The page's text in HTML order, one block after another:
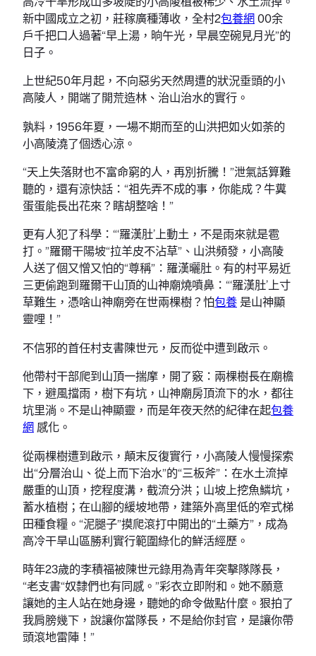
新中國成立之初，莊稼廣種薄收，全村2包養網00余
戶千把口人過著“早上湯，晌午光，早晨空碗見月光”的
日子。
上世紀50年月起，不向惡劣天然周遭的狀況垂頭的小
高陵人，開端了開荒造林、治山治水的實行。
孰料，1956年夏，一場不期而至的山洪把如火如荼的
小高陵澆了個透心涼。
“天上失落財也不富命窮的人，再別折騰！”泄氣話算難
聽的，還有涼快話：“祖先弄不成的事，你能成？牛糞
蛋蛋能長出花來？瞎胡整啥！”
更有人犯了科學：“‘羅漢肚’上動土，不是雨來就是雹
打。”羅爾干陽坡“拉羊皮不沾草”、山洪頻發，小高陵
人送了個又憎又怕的“尊稱”：羅漢曬肚。有的村平易近
三更偷跑到羅爾干山頂的山神廟燒噴鼻：“‘羅漢肚’上寸
草難生，憑啥山神廟旁在世兩棵樹？怕包養 是山神顯
靈哩！”
不信邪的首任村支書陳世元，反而從中遭到啟示。
他帶村干部爬到山頂一揣摩，開了竅：兩棵樹長在廟檐
下，避風擋雨，樹下有坑，山神廟房頂流下的水，都往
坑里淌。不是山神顯靈，而是年夜天然的紀律在起包養
網 感化。
從兩棵樹遭到啟示，顛末反復實行，小高陵人慢慢探索
出“分層治山、從上而下治水”的“三板斧”：在水土流掉
嚴重的山頂，挖程度溝，截流分洪；山坡上挖魚鱗坑，
蓄水植樹；在山腳的緩坡地帶，建築外高里低的窄式梯
田種食糧。“泥腿子”摸爬滾打中開出的“土藥方”，成為
高冷干旱山區勝利實行範圍綠化的鮮活經歷。
時年23歲的李積福被陳世元錄用為青年突擊隊隊長，
“老支書“奴隸們也有同感。”彩衣立即附和。她不願意
讓她的主人站在她身邊，聽她的命令做點什麼。狠拍了
我肩膀幾下，說讓你當隊長，不是給你封官，是讓你帶
頭滾地雷陣！”